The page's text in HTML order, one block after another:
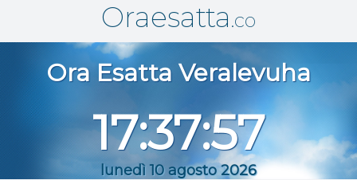
Oraesatta.co
Ora Esatta Veralevuha
17:37:57
lunedì 10 agosto 2026